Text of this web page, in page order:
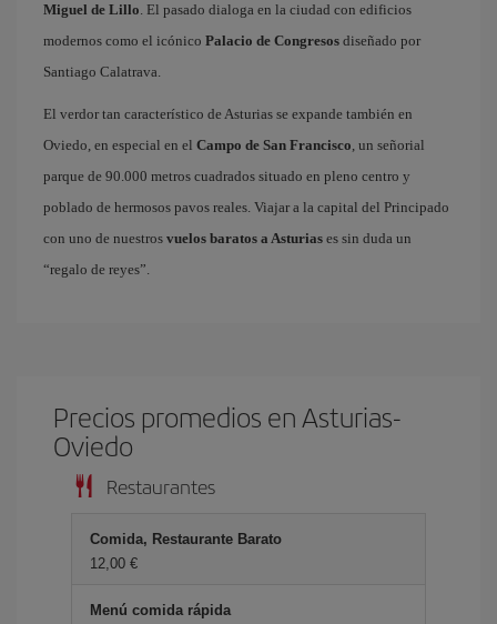
Miguel de Lillo. El pasado dialoga en la ciudad con edificios
modernos como el icónico Palacio de Congresos diseñado por
Santiago Calatrava.
El verdor tan característico de Asturias se expande también en
Oviedo, en especial en el Campo de San Francisco, un señorial
parque de 90.000 metros cuadrados situado en pleno centro y
poblado de hermosos pavos reales. Viajar a la capital del Principado
con uno de nuestros vuelos baratos a Asturias es sin duda un
“regalo de reyes”.
Precios promedios en Asturias-
Oviedo
Restaurantes
Comida, Restaurante Barato
12,00 €
Menú comida rápida